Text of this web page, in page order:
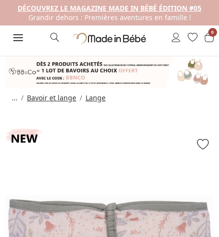
DÉCOUVREZ LE MAGAZINE MADE IN BÉBÉ ÉDITION #05
Grandir dehors : Premières aventures en famille !
0
... Bavoir et lange Lange